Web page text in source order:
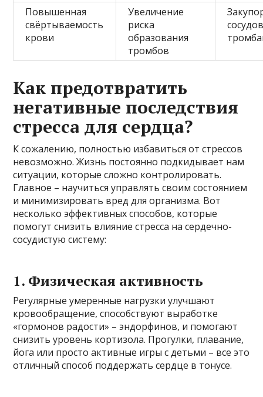
Повышенная
свёртываемость
крови
Увеличение
риска
образования
тромбов
Как предотвратить
негативные последствия
стресса для сердца?
К сожалению, полностью избавиться от стрессов
невозможно. Жизнь постоянно подкидывает нам
ситуации, которые сложно контролировать.
Главное – научиться управлять своим состоянием
и минимизировать вред для организма. Вот
несколько эффективных способов, которые
помогут снизить влияние стресса на сердечно-
сосудистую систему:
1. Физическая активность
Регулярные умеренные нагрузки улучшают
кровообращение, способствуют выработке
«гормонов радости» – эндорфинов, и помогают
снизить уровень кортизола. Прогулки, плавание,
йога или просто активные игры с детьми – все это
отличный способ поддержать сердце в тонусе.